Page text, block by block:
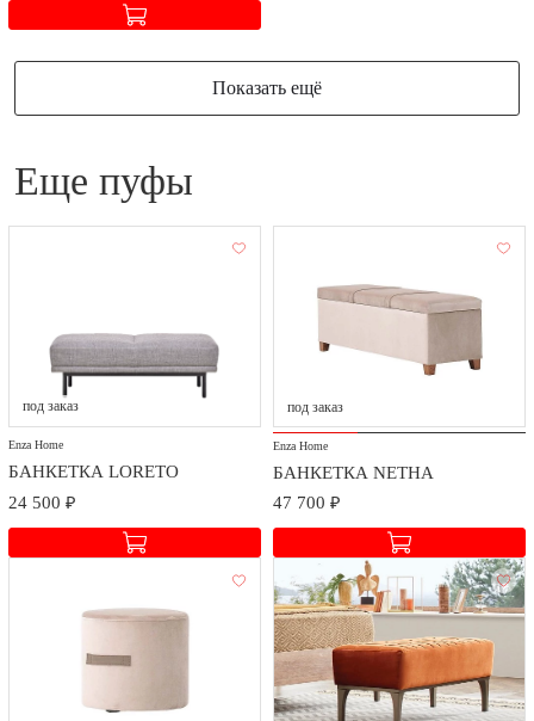
Показать ещё
еще пуфы
под заказ
Enza Home
БАНКЕТКА LORETO
24 500 ₽
под заказ
Enza Home
БАНКЕТКА NETHA
47 700 ₽